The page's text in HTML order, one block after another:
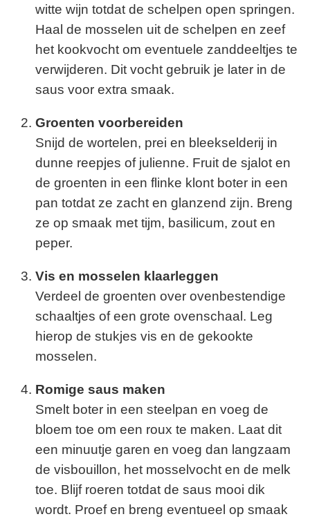
witte wijn totdat de schelpen open springen.
Haal de mosselen uit de schelpen en zeef
het kookvocht om eventuele zanddeeltjes te
verwijderen. Dit vocht gebruik je later in de
saus voor extra smaak.
Groenten voorbereiden
Snijd de wortelen, prei en bleekselderij in
dunne reepjes of julienne. Fruit de sjalot en
de groenten in een flinke klont boter in een
pan totdat ze zacht en glanzend zijn. Breng
ze op smaak met tijm, basilicum, zout en
peper.
Vis en mosselen klaarleggen
Verdeel de groenten over ovenbestendige
schaaltjes of een grote ovenschaal. Leg
hierop de stukjes vis en de gekookte
mosselen.
Romige saus maken
Smelt boter in een steelpan en voeg de
bloem toe om een roux te maken. Laat dit
een minuutje garen en voeg dan langzaam
de visbouillon, het mosselvocht en de melk
toe. Blijf roeren totdat de saus mooi dik
wordt. Proef en breng eventueel op smaak